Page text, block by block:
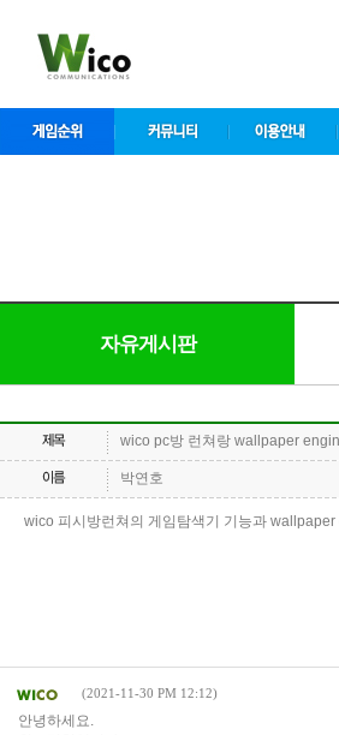
자유게시판
wico pc방 런쳐랑 wallpaper
박연호
wico 피시방런쳐의 게임탐색기 기능과
(2021-11-30 PM 12:12)
안녕하세요.